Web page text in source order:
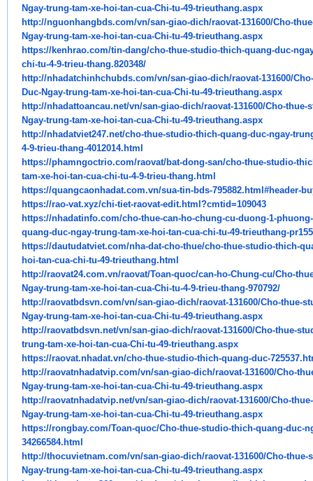
Ngay-trung-tam-xe-hoi-tan-cua-Chi-tu-49-trieuthang.aspx
http://nguonhangbds.com/vn/san-giao-dich/raovat-131600/Cho-
Ngay-trung-tam-xe-hoi-tan-cua-Chi-tu-49-trieuthang.aspx
https://kenhrao.com/tin-dang/cho-thue-studio-thich-quang-duc-
chi-tu-4-9-trieu-thang.820348/
http://nhadatchinhchubds.com/vn/san-giao-dich/raovat-131600/
Duc-Ngay-trung-tam-xe-hoi-tan-cua-Chi-tu-49-trieuthang.aspx
http://nhadattoancau.net/vn/san-giao-dich/raovat-131600/Cho-thue-
Ngay-trung-tam-xe-hoi-tan-cua-Chi-tu-49-trieuthang.aspx
http://nhadatviet247.net/cho-thue-studio-thich-quang-duc-ngay-
4-9-trieu-thang-4012014.html
https://phamngoctrio.com/raovat/bat-dong-san/cho-thue-studio-
tam-xe-hoi-tan-cua-chi-tu-4-9-trieu-thang.html
https://quangcaonhadat.com.vn/sua-tin-bds-795882.html#header-
https://rao-vat.xyz/chi-tiet-raovat-edit.html?cmtid=109043
https://nhadatinfo.com/cho-thue-can-ho-chung-cu-duong-1-
quang-duc-ngay-trung-tam-xe-hoi-tan-cua-chi-tu-49-trieuthang-
https://dautudatviet.com/nha-dat-cho-thue/cho-thue-studio-thich-
hoi-tan-cua-chi-tu-49-trieuthang.html
http://raovat24.com.vn/raovat/Toan-quoc/can-ho-Chung-cu/Cho-
Ngay-trung-tam-xe-hoi-tan-cua-Chi-tu-4-9-trieu-thang-970792/
http://raovatbdsvn.com/vn/san-giao-dich/raovat-131600/Cho-thue-
Ngay-trung-tam-xe-hoi-tan-cua-Chi-tu-49-trieuthang.aspx
http://raovatbdsvn.net/vn/san-giao-dich/raovat-131600/Cho-thue-
trung-tam-xe-hoi-tan-cua-Chi-tu-49-trieuthang.aspx
https://raovat.nhadat.vn/cho-thue-studio-thich-quang-duc-
http://raovatnhadatvip.com/vn/san-giao-dich/raovat-131600/Cho-
Ngay-trung-tam-xe-hoi-tan-cua-Chi-tu-49-trieuthang.aspx
http://raovatnhadatvip.net/vn/san-giao-dich/raovat-131600/Cho-
Ngay-trung-tam-xe-hoi-tan-cua-Chi-tu-49-trieuthang.aspx
https://rongbay.com/Toan-quoc/Cho-thue-studio-thich-quang-duc-
34266584.html
http://thocuvietnam.com/vn/san-giao-dich/raovat-131600/Cho-thue-
Ngay-trung-tam-xe-hoi-tan-cua-Chi-tu-49-trieuthang.aspx